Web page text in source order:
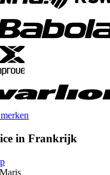
in Frankrijk